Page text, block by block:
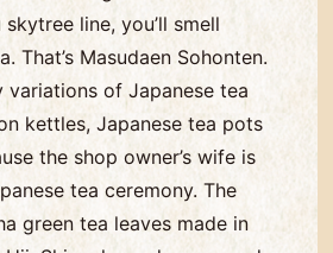
line, you’ll smell
That’s Masudaen Sohonten.
variations of Japanese tea
kettles, Japanese tea pots
the shop owner’s wife is
tea ceremony. The
green tea leaves made in